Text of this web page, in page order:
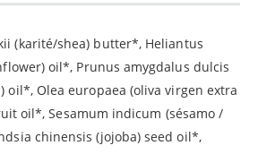
(karité/shea) butter*, Heliantus
oil*, Prunus amygdalus dulcis
oil*, Olea europaea (oliva virgen extra
oil*, Sesamum indicum (sésamo /
chinensis (jojoba) seed oil*,